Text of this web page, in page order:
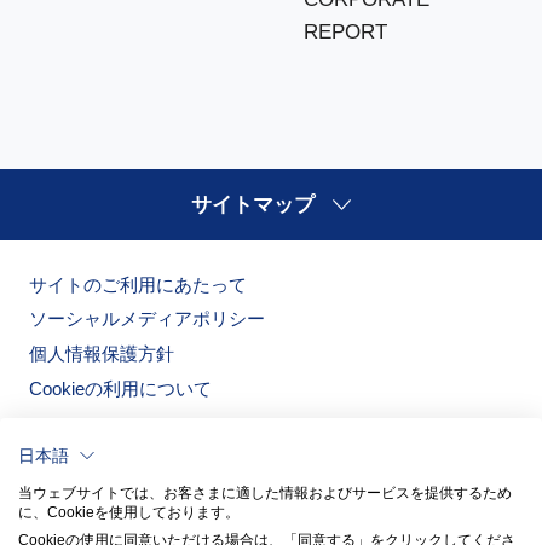
REPORT
サイトマップ
サイトのご利用にあたって
ソーシャルメディアポリシー
個人情報保護方針
Cookieの利用について
日本語
当ウェブサイトでは、お客さまに適した情報およびサービスを提供するため
に、Cookieを使用しております。
Cookieの使用に同意いただける場合は、「同意する」をクリックしてくださ